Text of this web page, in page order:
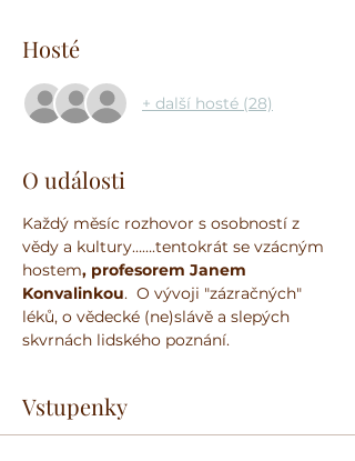
Hosté
+ další hosté (28)
O události
Každý měsíc rozhovor s osobností z
vědy a kultury…….tentokrát se vzácným
hostem, profesorem Janem
Konvalinkou.  O vývoji "zázračných"
léků, o vědecké (ne)slávě a slepých
skvrnách lidského poznání.
Vstupenky